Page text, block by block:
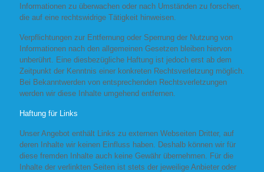
Informationen zu überwachen oder nach Umständen zu forschen,
die auf eine rechtswidrige Tätigkeit hinweisen.
Verpflichtungen zur Entfernung oder Sperrung der Nutzung von
Informationen nach den allgemeinen Gesetzen bleiben hiervon
unberührt. Eine diesbezügliche Haftung ist jedoch erst ab dem
Zeitpunkt der Kenntnis einer konkreten Rechtsverletzung möglich.
Bei Bekanntwerden von entsprechenden Rechtsverletzungen
werden wir diese Inhalte umgehend entfernen.
Haftung für Links
Unser Angebot enthält Links zu externen Webseiten Dritter, auf
deren Inhalte wir keinen Einfluss haben. Deshalb können wir für
diese fremden Inhalte auch keine Gewähr übernehmen. Für die
Inhalte der verlinkten Seiten ist stets der jeweilige Anbieter oder